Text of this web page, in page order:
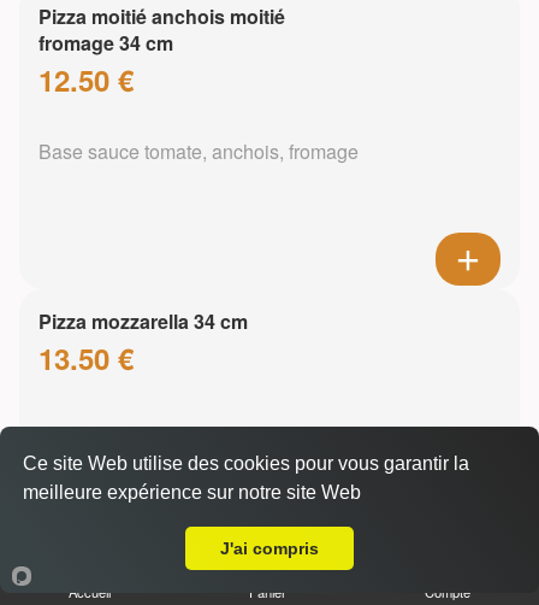
Pizza moitié anchois moitié
fromage 34 cm
12.50 €
Base sauce tomate, anchois, fromage
Pizza mozzarella 34 cm
13.50 €
Base sauce tomate, mozzarella
Accueil Panier Compte
Ce site Web utilise des cookies pour vous garantir la
meilleure expérience sur notre site Web
J'ai compris